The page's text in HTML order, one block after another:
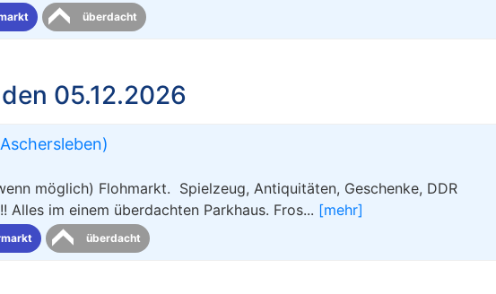
überdacht
05.12.2026
möglich) Flohmarkt. Spielzeug, Antiquitäten, Geschenke, DDR
Alles im einem überdachten Parkhaus. Fros... [mehr]
überdacht